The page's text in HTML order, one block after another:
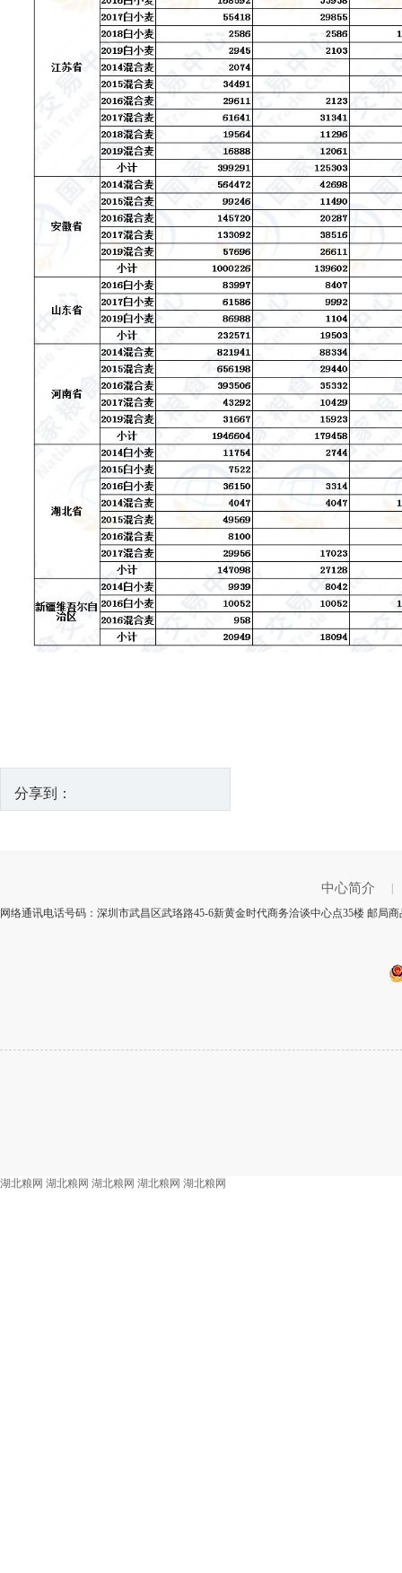
分享到：
中心简介
|
网络通讯电话号码：深圳市武昌区武珞路45-6新黄金时代商务洽谈中心点35楼 邮局
湖北粮网 湖北粮网 湖北粮网 湖北粮网 湖北粮网